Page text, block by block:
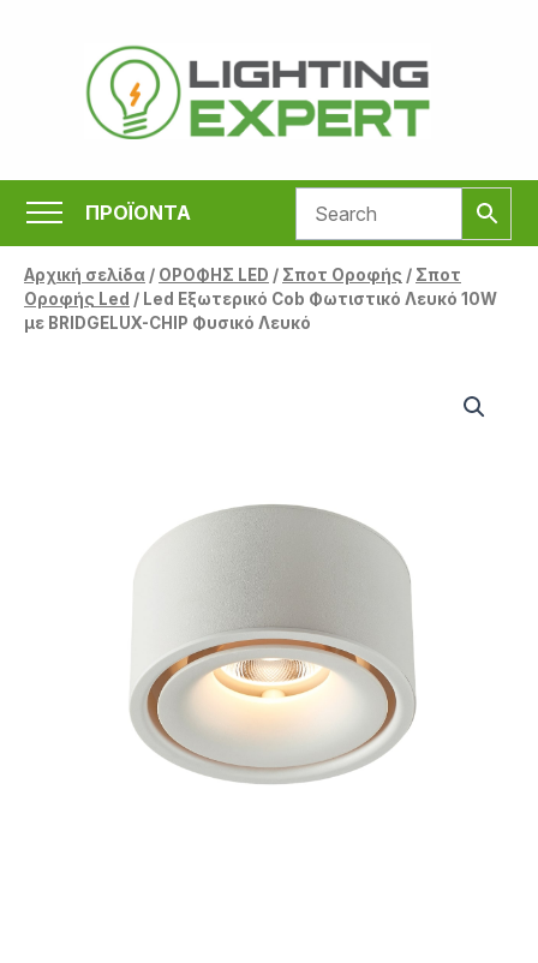
περιεχόμενο
ΠΡΟΪΟΝΤΑ
Αρχική σελίδα/ ΟΡΟΦΗΣ LED / Σποτ Οροφής / Σποτ
Οροφής Led / Led Εξωτερικό Cob Φωτιστικό Λευκό 10W
με BRIDGELUX-CHIP Φυσικό Λευκό